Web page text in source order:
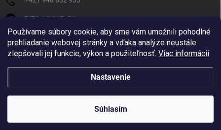
Používame súbory cookie, aby sme vám umožnili pohodlné
prehliadanie webovej stránky a vďaka analýze neustále
zlepšovali jej funkcie, výkon a použiteľnosť. Viac informácií
Nastavenie
Súhlasím
DIZAJNLAND SK
dizajnland.sk/
@dizajnland
Dizajnland.sk . Všetky práva vyhradené.